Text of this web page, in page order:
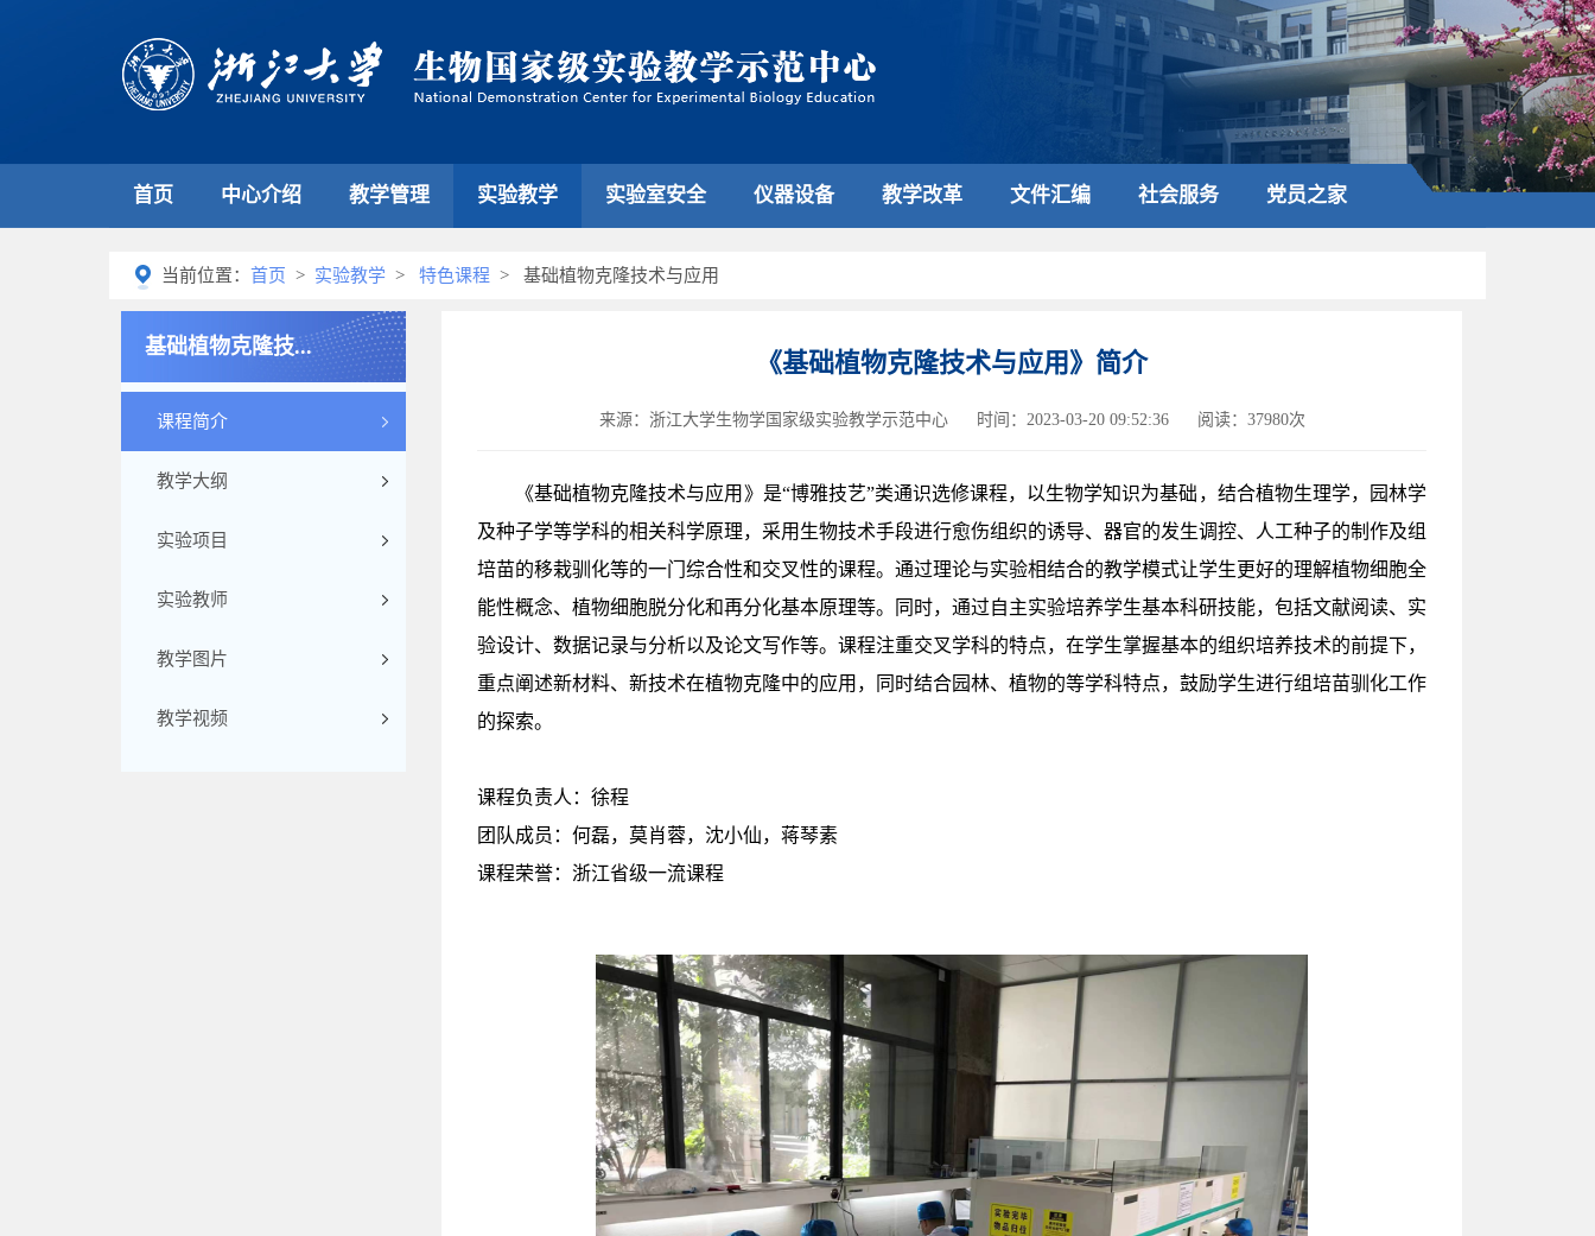
首页 中心介绍 教学管理 实验教学 实验室安全 仪器设备 教学改革 文件汇编 社会服务 党员之家
当前位置： 首页 > 实验教学 > 特色课程 > 基础植物克隆技术与应用
基础植物克隆技...
课程简介
教学大纲
实验项目
实验教师
教学图片
教学视频
《基础植物克隆技术与应用》简介
来源：浙江大学生物学国家级实验教学示范中心 时间：2023-03-20 09:52:36 阅读：37980次
《基础植物克隆技术与应用》是“博雅技艺”类通识选修课程，以生物学知识为基础，结合植物生理学，园林学
及种子学等学科的相关科学原理，采用生物技术手段进行愈伤组织的诱导、器官的发生调控、人工种子的制作及组
培苗的移栽驯化等的一门综合性和交叉性的课程。通过理论与实验相结合的教学模式让学生更好的理解植物细胞全
能性概念、植物细胞脱分化和再分化基本原理等。同时，通过自主实验培养学生基本科研技能，包括文献阅读、实
验设计、数据记录与分析以及论文写作等。课程注重交叉学科的特点，在学生掌握基本的组织培养技术的前提下，
重点阐述新材料、新技术在植物克隆中的应用，同时结合园林、植物的等学科特点，鼓励学生进行组培苗驯化工作
的探索。
课程负责人：徐程
团队成员：何磊，莫肖蓉，沈小仙，蒋琴素
课程荣誉：浙江省级一流课程